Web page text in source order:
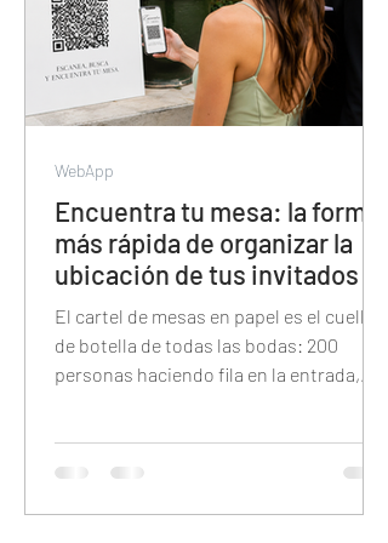
Encuentra tu mesa: la forma
más rápida de organizar la
ubicación de tus invitados
El cartel de mesas en papel es el cuello
de botella de todas las bodas: 200
personas haciendo fila en la entrada,
explica cómo reemplazarlo con un QR
nombre y encuentra su mesa en
WebApp